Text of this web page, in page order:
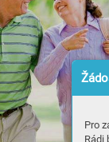
Pro
Rádi